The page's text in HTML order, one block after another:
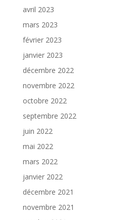
avril 2023
mars 2023
février 2023
janvier 2023
décembre 2022
novembre 2022
octobre 2022
septembre 2022
juin 2022
mai 2022
mars 2022
janvier 2022
décembre 2021
novembre 2021